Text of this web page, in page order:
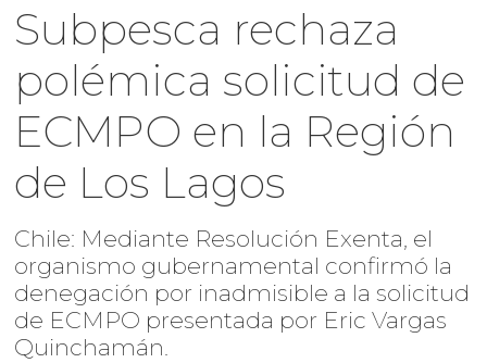
Subpesca rechaza
polémica solicitud de
ECMPO en la Región
de Los Lagos
Chile: Mediante Resolución Exenta, el
organismo gubernamental confirmó la
denegación por inadmisible a la solicitud
de ECMPO presentada por Eric Vargas
Quinchamán.